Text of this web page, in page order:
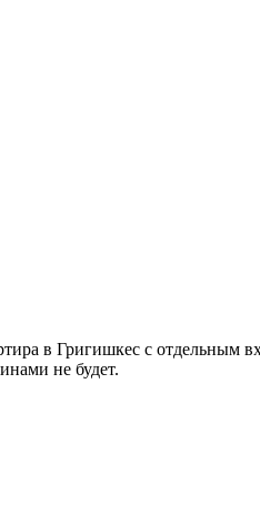
в Григишкес с отдельным
не будет.